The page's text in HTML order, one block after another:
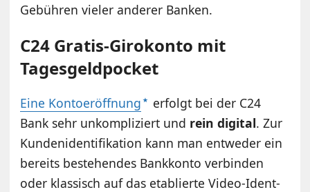
Gebühren vieler anderer Banken.
C24 Gratis-Girokonto mit
Tagesgeldpocket
Eine Kontoeröffnung
erfolgt bei der C24
Bank sehr unkompliziert und rein digital. Zur
Kundenidentifikation kann man entweder ein
bereits bestehendes Bankkonto verbinden
oder klassisch auf das etablierte Video-Ident-